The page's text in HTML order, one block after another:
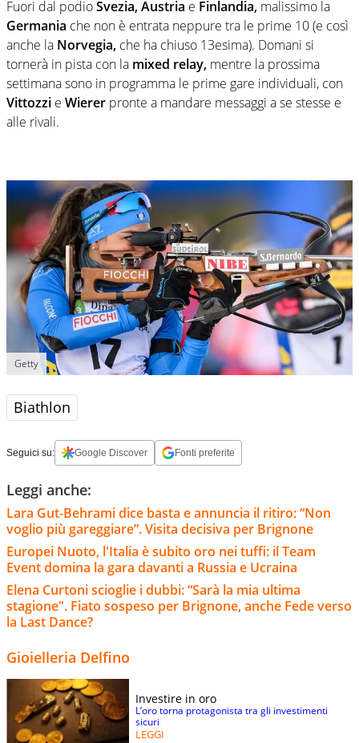
Fuori dal podioSvezia, Austria e Finlandia, malissimo la
Germania che non è entrata neppure tra le prime 10 (e così
anche la Norvegia, che ha chiuso 13esima). Domani si
tornerà in pista con la mixed relay, mentre la prossima
settimana sono in programma le prime gare individuali, con
Vittozzi e Wierer pronte a mandare messaggi a se stesse e
alle rivali.
Getty
Biathlon
Seguici su: Google Discover Fonti preferite
Leggi anche:
Lara Gut-Behrami dice basta e annuncia il ritiro: “Non
voglio più gareggiare”. Visita decisiva per Brignone
Europei Nuoto, l'Italia è subito oro nei tuffi: il Team
Event domina la gara davanti a Russia e Ucraina
Elena Curtoni scioglie i dubbi: “Sarà la mia ultima
stagione". Fiato sospeso per Brignone, anche Fede verso
la Last Dance?
Gioielleria Delfino
Investire in oro
L’oro torna protagonista tra gli investimenti
sicuri
LEGGI